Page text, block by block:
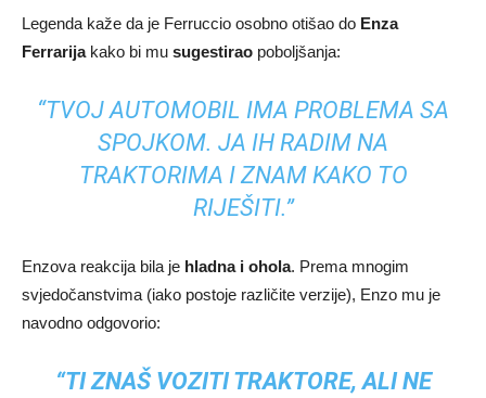
Legenda kaže da je Ferruccio osobno otišao do Enza
Ferrarijakako bi mu sugestirao poboljšanja:
“TVOJ AUTOMOBIL IMA PROBLEMA SA
SPOJKOM. JA IH RADIM NA
TRAKTORIMA I ZNAM KAKO TO
RIJEŠITI.”
Enzova reakcija bila je hladna i ohola. Prema mnogim
svjedočanstvima (iako postoje različite verzije), Enzo mu je
navodno odgovorio:
“TI ZNAŠ VOZITI TRAKTORE, ALI NE